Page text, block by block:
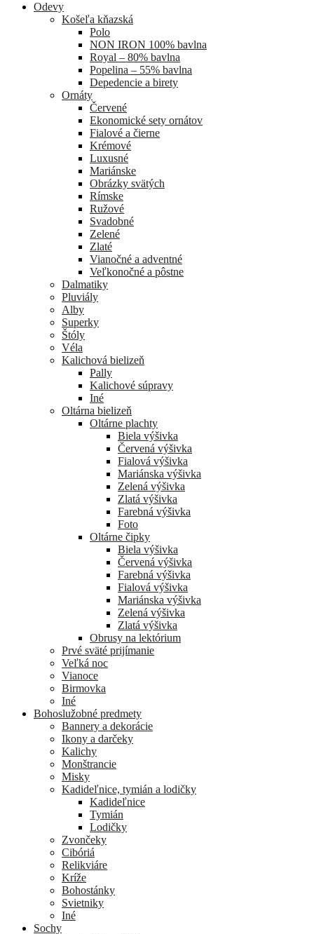
Odevy
Košeľa kňazská
Polo
NON IRON 100% bavlna
Royal – 80% bavlna
Popelina – 55% bavlna
Depedencie a birety
Ornáty
Červené
Ekonomické sety ornátov
Fialové a čierne
Krémové
Luxusné
Mariánske
Obrázky svätých
Rímske
Ružové
Svadobné
Zelené
Zlaté
Vianočné a adventné
Veľkonočné a pôstne
Dalmatiky
Pluviály
Alby
Superky
Štóly
Véla
Kalichová bielizeň
Pally
Kalichové súpravy
Iné
Oltárna bielizeň
Oltárne plachty
Biela výšivka
Červená výšivka
Fialová výšivka
Mariánska výšivka
Zelená výšivka
Zlatá výšivka
Farebná výšivka
Foto
Oltárne čipky
Biela výšivka
Červená výšivka
Farebná výšivka
Fialová výšivka
Mariánska výšivka
Zelená výšivka
Zlatá výšivka
Obrusy na lektórium
Prvé sväté prijímanie
Veľká noc
Vianoce
Birmovka
Iné
Bohoslužobné predmety
Bannery a dekorácie
Ikony a darčeky
Kalichy
Monštrancie
Misky
Kadideľnice, tymián a lodičky
Kadideľnice
Tymián
Lodičky
Zvončeky
Cibóriá
Relikviáre
Kríže
Bohostánky
Svietniky
Iné
Sochy